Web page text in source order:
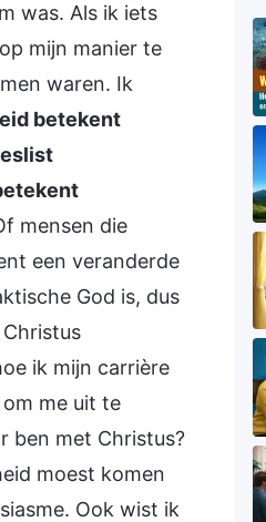
was. Als ik iets
mijn manier te
waren. Ik
betekent
mensen die
een veranderde
God is, dus
ik mijn carrière
me uit te
ben met Christus?
moest komen
Ook wist ik